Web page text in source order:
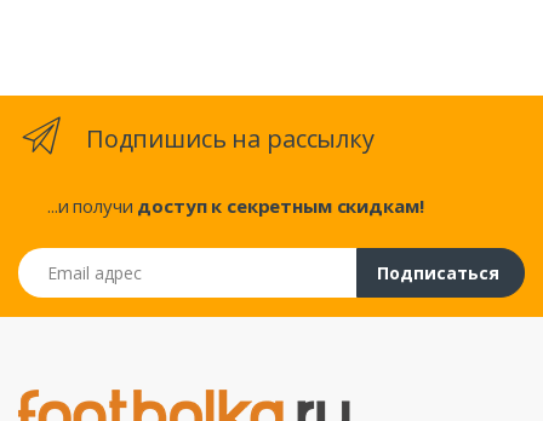
Подпишись на рассылку
...и получи доступ к секретным скидкам!
Email адрес
Подписаться